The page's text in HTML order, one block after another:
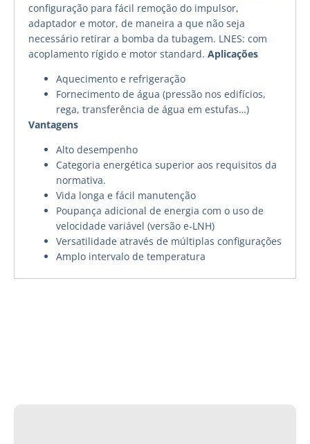
configuração para fácil remoção do impulsor,
adaptador e motor, de maneira a que não seja
necessário retirar a bomba da tubagem. LNES: com
acoplamento rígido e motor standard. Aplicações
Aquecimento e refrigeração
Fornecimento de água (pressão nos edifícios,
rega, transferência de água em estufas…)
Vantagens
Alto desempenho
Categoria energética superior aos requisitos da
normativa.
Vida longa e fácil manutenção
Poupança adicional de energia com o uso de
velocidade variável (versão e-LNH)
Versatilidade através de múltiplas configurações
Amplo intervalo de temperatura